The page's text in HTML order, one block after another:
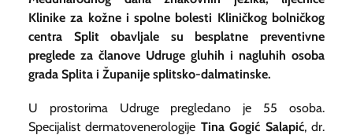
Klinike za kožne i spolne bolesti Kliničkog bolničkog
centra Split obavljale su besplatne preventivne
preglede za članove Udruge gluhih i nagluhih osoba
grada Splita i Županije splitsko-dalmatinske.
U prostorima Udruge pregledano je 55 osoba.
Specijalist dermatovenerologije Tina Gogić Salapić, dr.